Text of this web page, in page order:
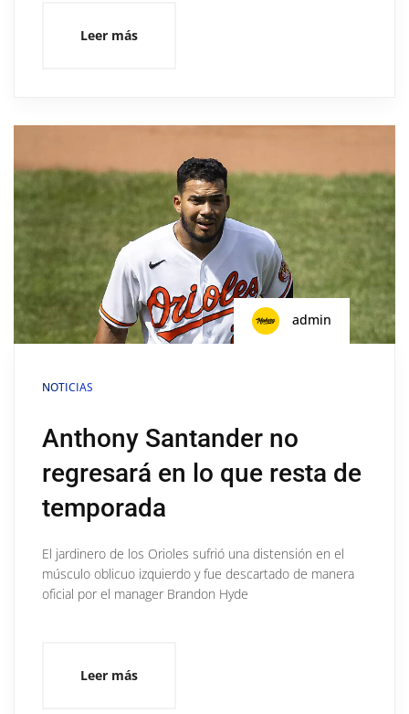
Leer más
admin
NOTICIAS
Anthony Santander no
regresará en lo que resta de
temporada
El jardinero de los Orioles sufrió una distensión en el
músculo oblicuo izquierdo y fue descartado de manera
oficial por el manager Brandon Hyde
Leer más